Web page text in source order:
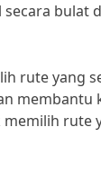
bulat
rute yang